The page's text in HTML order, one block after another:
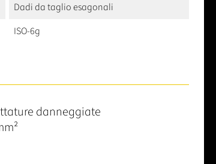
Dadi da taglio esagonali
ISO-6g
danneggiate